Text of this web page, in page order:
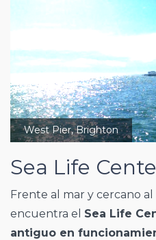
West Pier, Brighton
Sea Life
Frente al mar y cercano
encuentra el Sea Life
antiguo en